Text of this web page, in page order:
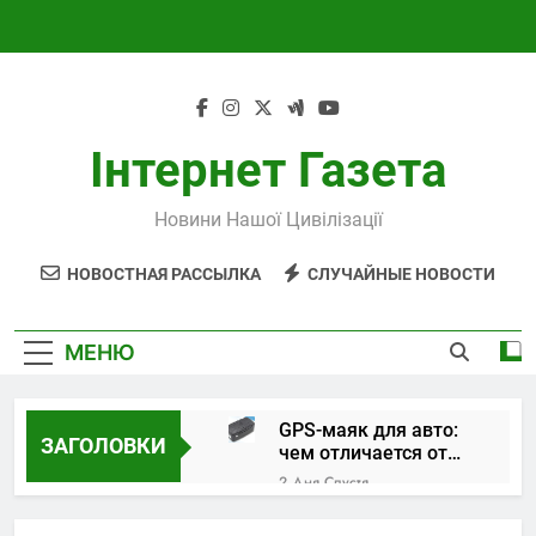
Інтернет Газета
Новини Нашої Цивілізації
НОВОСТНАЯ РАССЫЛКА СЛУЧАЙНЫЕ НОВОСТИ
МЕНЮ
ЗАГОЛОВКИ
GPS-маяк для авто:
чем отличается от
трекера и как
выбрать устройство
2 Дня Спустя